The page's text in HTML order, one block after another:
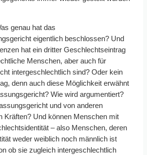
genau hat das
eigentlich beschlossen? Und
hat ein dritter Geschlechtseintrag
Menschen, aber auch für
intergeschlechtlich sind? Oder kein
denn auch diese Möglichkeit erwähnt
Wie wird argumentiert?
und von anderen
Kräften? Und können Menschen mit
– also Menschen, deren
weder weiblich noch männlich ist
ob sie zugleich intergeschlechtlich